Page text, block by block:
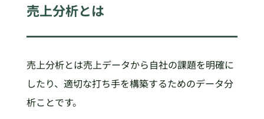
売上分析とは
売上分析とは売上データから自社の課題を明確に
したり、適切な打ち手を構築するためのデータ分
析ことです。